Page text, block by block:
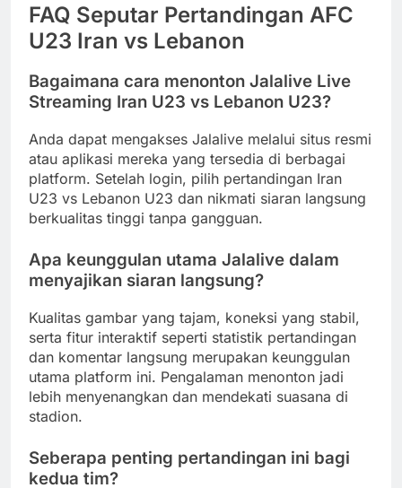
FAQ Seputar Pertandingan AFC
U23 Iran vs Lebanon
Bagaimana cara menonton Jalalive Live
Streaming Iran U23 vs Lebanon U23?
Anda dapat mengakses Jalalive melalui situs resmi
atau aplikasi mereka yang tersedia di berbagai
platform. Setelah login, pilih pertandingan Iran
U23 vs Lebanon U23 dan nikmati siaran langsung
berkualitas tinggi tanpa gangguan.
Apa keunggulan utama Jalalive dalam
menyajikan siaran langsung?
Kualitas gambar yang tajam, koneksi yang stabil,
serta fitur interaktif seperti statistik pertandingan
dan komentar langsung merupakan keunggulan
utama platform ini. Pengalaman menonton jadi
lebih menyenangkan dan mendekati suasana di
stadion.
Seberapa penting pertandingan ini bagi
kedua tim?